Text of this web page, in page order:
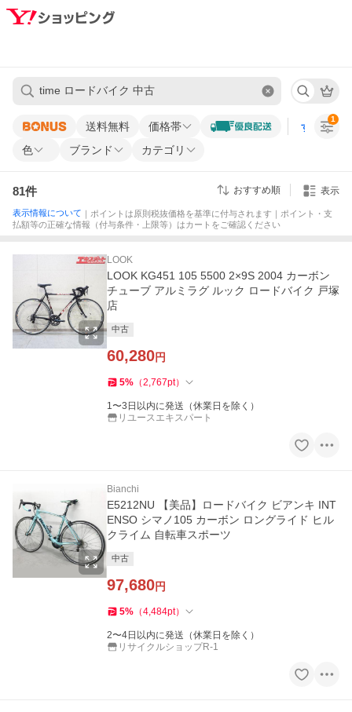
送料無料 価格帯 すべての条
色 ブランド カテゴリ
1
81件 おすすめ順 表示
表示情報について ｜ポイントは原則税抜価格を基準に付与されます｜ポイント・支
払額等の正確な情報（付与条件・上限等）はカートをご確認ください
LOOK
LOOK KG451 105 5500 2×9S 2004 カーボン
チューブ アルミラグ ルック ロードバイク 戸塚
店
中古
60,280円
5% （2,767pt）
1〜3日以内に発送（休業日を除く）
リユースエキスパート
Bianchi
E5212NU 【美品】ロードバイク ビアンキ INT
ENSO シマノ105 カーボン ロングライド ヒル
クライム 自転車スポーツ
中古
97,680円
5% （4,484pt）
2〜4日以内に発送（休業日を除く）
リサイクルショップR-1